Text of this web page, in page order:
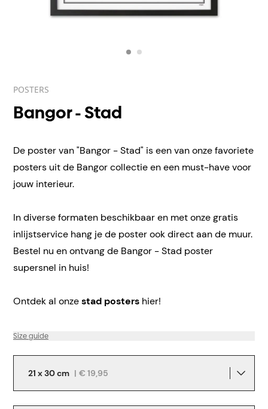
POSTERS
Bangor - Stad
De poster van "Bangor - Stad" is een van onze favoriete
posters uit de Bangor collectie en een must-have voor
jouw interieur.
In diverse formaten beschikbaar en met onze gratis
inlijstservice hang je de poster ook direct aan de muur.
Bestel nu en ontvang de Bangor - Stad poster
supersnel in huis!
Ontdek al onzestad posters hier!
Size guide
21 x 30 cm | € 19,95